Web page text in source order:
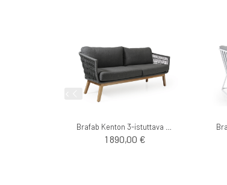
1 890,00 €